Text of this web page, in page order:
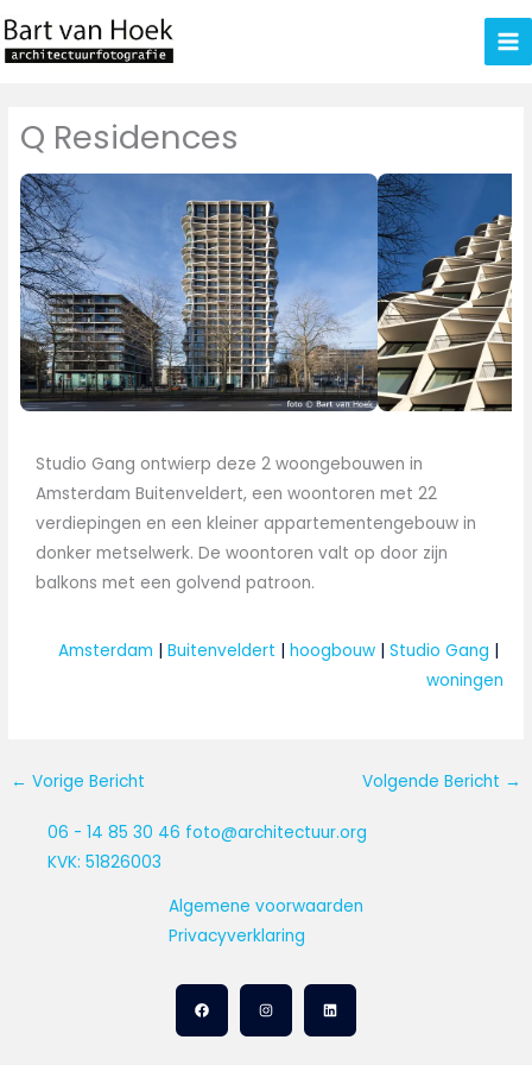
Ga
naar
Q Residences
Studio Gang ontwierp deze 2 woongebouwen in
Amsterdam Buitenveldert, een woontoren met 22
verdiepingen en een kleiner appartementengebouw in
donker metselwerk. De woontoren valt op door zijn
balkons met een golvend patroon.
Amsterdam | Buitenveldert | hoogbouw | Studio Gang
woningen
← Vorige Bericht Volgende Bericht →
06 - 14 85 30 46 foto@architectuur.org
KVK: 51826003
Algemene voorwaarden
Privacyverklaring